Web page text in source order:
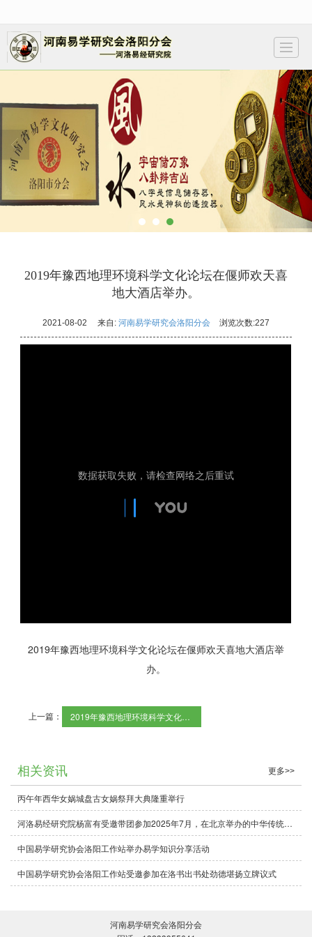
易会会员 联系我们
2019年豫西地理环境科学文化论坛在偃师欢天喜
地大酒店举办。
2021-08-02 来自:河南易学研究会洛阳分会 浏览次数:227
2019年豫西地理环境科学文化论坛在偃师欢天喜地大酒店举
办。
上一篇： 2019年豫西地理环境科学文化论坛在偃师欢天喜地大酒店举办！
相关资讯 更多>>
丙午年西华女娲城盘古女娲祭拜大典隆重举行
河洛易经研究院杨富有受邀带团参加2025年7月，在北京举办的中华传统文化寻根之旅座谈会，本次活动圆满成功！
中国易学研究协会洛阳工作站举办易学知识分享活动
中国易学研究协会洛阳工作站受邀参加在洛书出书处劲德堪扬立牌议式
河南易学研究会洛阳分会